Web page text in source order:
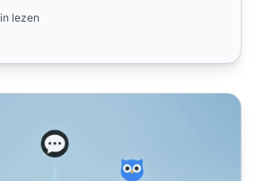
lezen
en AI: Worden definities geciteerd?